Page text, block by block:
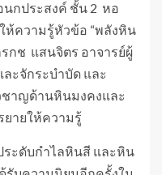
นกประสงค์ ชั้น 2 หอ
ห้ความรู้หัวข้อ “พลังหิน
กช แสนจิตร อาจารย์ผู้
ะจักระบำบัด และ
ชาญด้านหินมงคงและ
ยายให้ความรู้
ระดับกำไลหินสี และหิน